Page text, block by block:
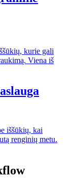
kurie gali
Viena iš
iššūkių, kai
renginių metu.